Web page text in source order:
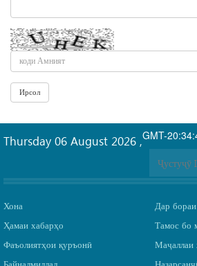
GMT-
Thursday 06 August 2026 ,
Хона
Ҳамаи хабарҳо
Фаъолиятҳои қуръонӣ
Дар
Тамос бо
Маҷаллаи